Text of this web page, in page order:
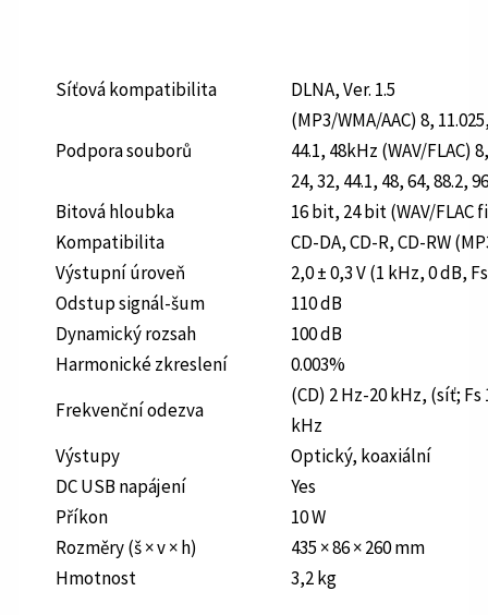
Síťová kompatibilita DLNA, Ver. 1.5
Podpora souborů
(MP3/WMA/AAC) 8,
44.1, 48kHz (WAV/FLAC)
24, 32, 44.1, 48, 64, 88.2,
Bitová hloubka
16 bit, 24 bit (WAV/FLAC
Kompatibilita
CD-DA, CD-R, CD-RW
Výstupní úroveň
2,0 ± 0,3 V (1 kHz, 0 dB,
Odstup signál-šum
110 dB
Dynamický rozsah
100 dB
Harmonické zkreslení
0.003%
Frekvenční odezva
(CD) 2 Hz-20 kHz, (síť; Fs
kHz
Výstupy
Optický, koaxiální
DC USB napájení
Yes
Příkon
10 W
Rozměry (š × v × h)
435 × 86 × 260 mm
Hmotnost
3,2 kg